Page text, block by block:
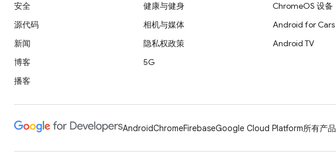
安全
源代码
新闻
博客
播客
健康与健身
相机与媒体
隐私权政策
5G
ChromeOS 设备
Android for Cars
Android TV
AndroidChromeFirebaseGoogle Cloud Platform所有产品